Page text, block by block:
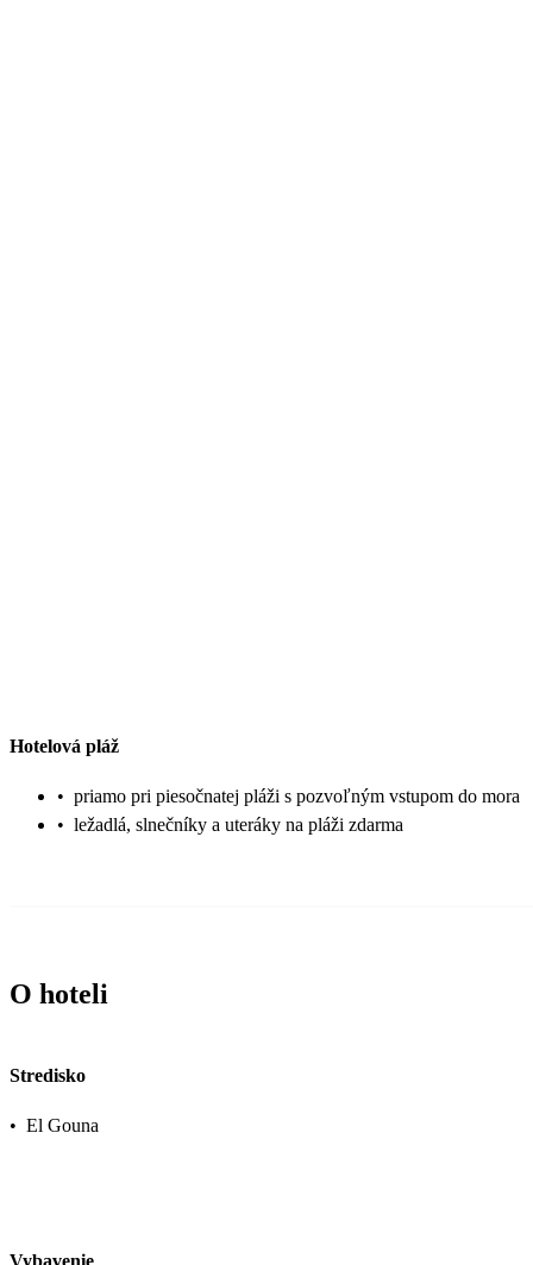
Hotelová pláž
• priamo pri piesočnatej pláži s pozvoľným vstupom do mora
• ležadlá, slnečníky a uteráky na pláži zdarma
O hoteli
Stredisko
• El Gouna